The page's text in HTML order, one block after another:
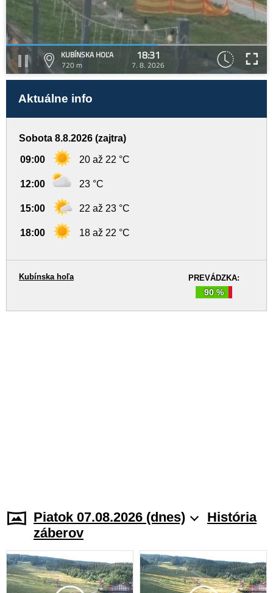
KUBÍNSKA HOĽA
720 m
18:31
7. 8. 2026
Aktuálne info
Sobota 8.8.2026 (zajtra)
09:00 20 až 22 °C
12:00 23 °C
15:00 22 až 23 °C
18:00 18 až 22 °C
PREVÁDZKA:
90 %
Kubínska hoľa
Piatok 07.08.2026 (dnes)
História
záberov